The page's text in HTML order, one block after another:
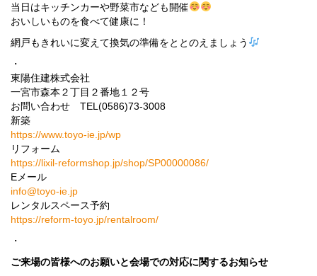
当日はキッチンカーや野菜市なども開催
おいしいものを食べて健康に！
網戸もきれいに変えて換気の準備をととのえましょう
・
東陽住建株式会社
一宮市森本２丁目２番地１２号
お問い合わせ TEL(0586)73-3008
新築
https://www.toyo-ie.jp/wp
リフォーム
https://lixil-reformshop.jp/shop/SP00000086/
Eメール
info@toyo-ie.jp
レンタルスペース予約
https://reform-toyo.jp/rentalroom/
・
ご来場の皆様へのお願いと会場での対応に関するお知らせ